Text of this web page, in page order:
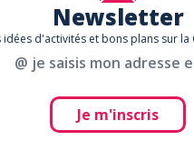
Newsletter
idées d'activités et bons plans sur la
@ je saisis mon adresse
Je m'inscris